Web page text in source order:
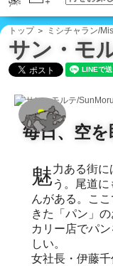
トップ＞ ミシチャラン/
サン・モ
毎日、空
魅力ある街にはおいしいパン屋が必ずあるとい う。尾道
んがある。こ
きた「パン」
カリー店でパ
しい。
女社長・伊藤